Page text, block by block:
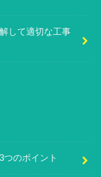
して適切な工事
つのポイント